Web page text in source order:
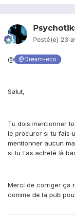
Posté(e) 23
@ @Dream-eco
Salut,
Tu dois mentionner
le procurer si tu fais
mentionner aucun
si tu l'as acheté là
Merci de corriger ça
comme de la pub